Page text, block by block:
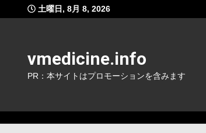
to
土曜日, 8月 8, 2026
vmedicine.info
PR：本サイトはプロモーションを含みます